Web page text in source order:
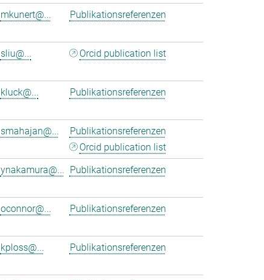
mkunert@... Publikationsreferenzen
sliu@... Orcid publication list
kluck@... Publikationsreferenzen
smahajan@...
Publikationsreferenzen
Orcid publication list
ynakamura@... Publikationsreferenzen
oconnor@... Publikationsreferenzen
kploss@... Publikationsreferenzen